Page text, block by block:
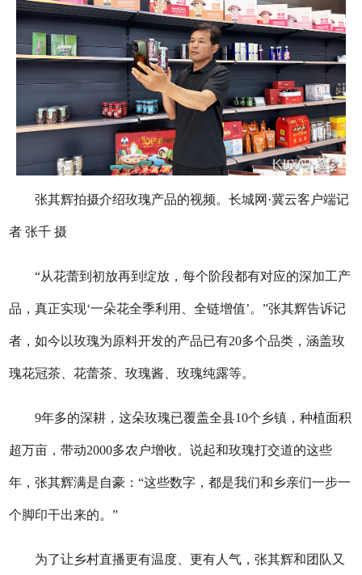
张其辉拍摄介绍玫瑰产品的视频。长城网·冀云客户端记
者 张千 摄
“从花蕾到初放再到绽放，每个阶段都有对应的深加工产
品，真正实现‘一朵花全季利用、全链增值’。”张其辉告诉记
者，如今以玫瑰为原料开发的产品已有20多个品类，涵盖玫
瑰花冠茶、花蕾茶、玫瑰酱、玫瑰纯露等。
9年多的深耕，这朵玫瑰已覆盖全县10个乡镇，种植面积
超万亩，带动2000多农户增收。说起和玫瑰打交道的这些
年，张其辉满是自豪：“这些数字，都是我们和乡亲们一步一
个脚印干出来的。”
为了让乡村直播更有温度、更有人气，张其辉和团队又